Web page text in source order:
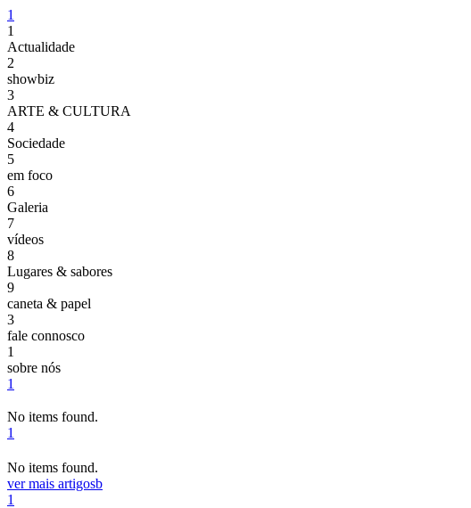
1
1
Actualidade
2
showbiz
3
ARTE & CULTURA
4
Sociedade
5
em foco
6
Galeria
7
vídeos
8
Lugares & sabores
9
caneta & papel
3
fale connosco
1
sobre nós
1
No items found.
1
No items found.
ver mais artigosb
1